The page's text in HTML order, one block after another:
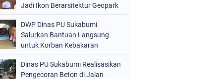
Jadi Ikon Berarsitektur Geopark
DWP Dinas PU Sukabumi
Salurkan Bantuan Langsung
untuk Korban Kebakaran
Dinas PU Sukabumi Realisasikan
Pengecoran Beton di Jalan